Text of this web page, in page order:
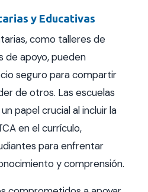
y Educativas
como talleres de
de apoyo, pueden
seguro para compartir
de otros. Las escuelas
papel crucial al incluir la
en el currículo,
para enfrentar
y comprensión.